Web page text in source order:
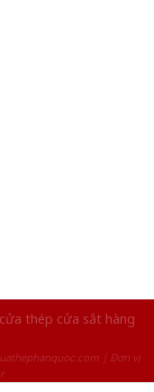
thép cửa sắt hàng
| Đơn vị